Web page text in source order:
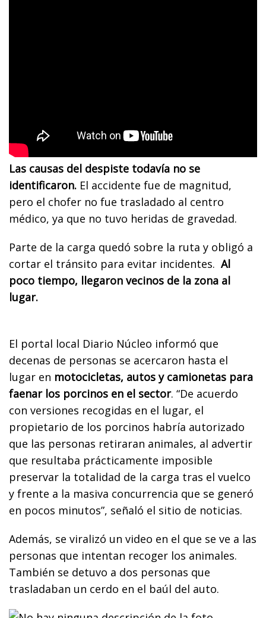
Las causas del despiste todavía no se
identificaron. El accidente fue de magnitud,
pero el chofer no fue trasladado al centro
médico, ya que no tuvo heridas de gravedad.
Parte de la carga quedó sobre la ruta y obligó a
cortar el tránsito para evitar incidentes. Al
poco tiempo, llegaron vecinos de la zona al
lugar.
El portal local Diario Núcleo informó que
decenas de personas se acercaron hasta el
lugar en motocicletas, autos y camionetas para
faenar los porcinos en el sector. “De acuerdo
con versiones recogidas en el lugar, el
propietario de los porcinos habría autorizado
que las personas retiraran animales, al advertir
que resultaba prácticamente imposible
preservar la totalidad de la carga tras el vuelco
y frente a la masiva concurrencia que se generó
en pocos minutos”, señaló el sitio de noticias.
Además, se viralizó un video en el que se ve a las
personas que intentan recoger los animales.
También se detuvo a dos personas que
trasladaban un cerdo en el baúl del auto.